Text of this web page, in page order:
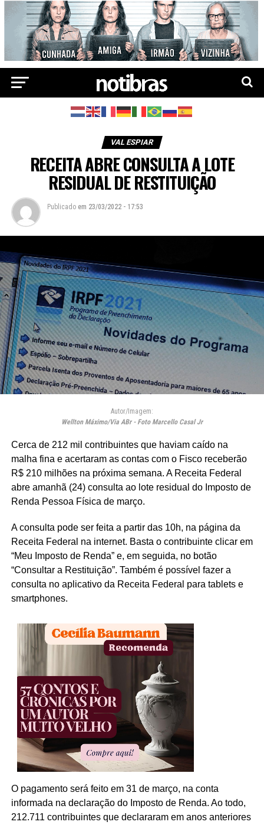
VAL ESPIAR
RECEITA ABRE CONSULTA A LOTE
RESIDUAL DE RESTITUIÇÃO
Publicado em 23/03/2022 - 17:53
Autor/Imagem:
Wellton Máximo/Via ABr - Foto Marcello Casal Jr
Cerca de 212 mil contribuintes que haviam caído na
malha fina e acertaram as contas com o Fisco receberão
R$ 210 milhões na próxima semana. A Receita Federal
abre amanhã (24) consulta ao lote residual do Imposto de
Renda Pessoa Física de março.
A consulta pode ser feita a partir das 10h, na página da
Receita Federal na internet. Basta o contribuinte clicar em
“Meu Imposto de Renda” e, em seguida, no botão
“Consultar a Restituição”. Também é possível fazer a
consulta no aplicativo da Receita Federal para tablets e
smartphones.
O pagamento será feito em 31 de março, na conta
informada na declaração do Imposto de Renda. Ao todo,
212.711 contribuintes que declararam em anos anteriores